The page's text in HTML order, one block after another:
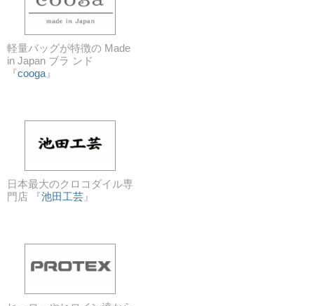
軽量バッグが特徴の Made
in Japan ブラ ンド
『cooga 』
日本最大のクロコダイル専
門店 『池田工芸 』